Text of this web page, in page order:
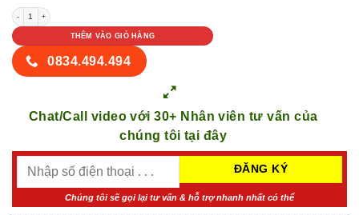
CỬA NHỰA ABS HÀN QUỐC KOS 111-W0901 (3) số lượng
THÊM VÀO GIỎ HÀNG
0834.494.494
Chat/Call video với 30+ Nhân viên tư vấn của
chúng tôi tại đây
Chúng tôi sẽ gọi lại tư vấn & hỗ trợ nhanh nhất có thể